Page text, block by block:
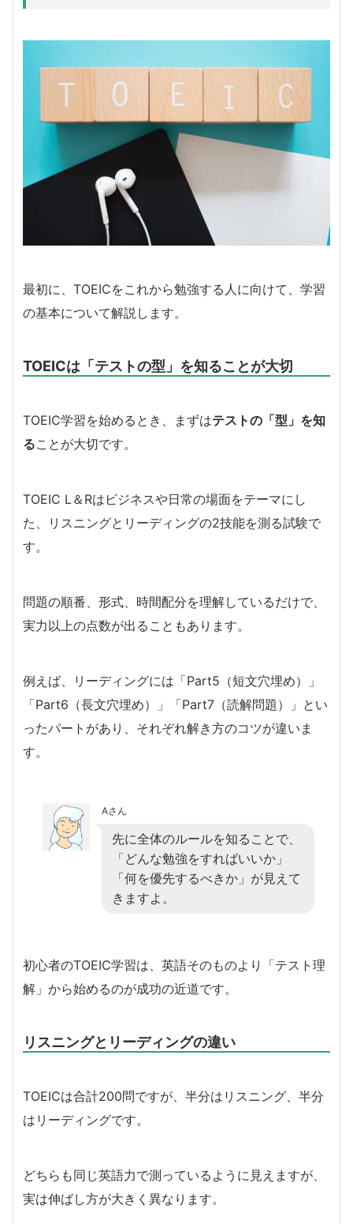
最初に、TOEICをこれから勉強する人に向けて、学習
の基本について解説します。
TOEICは「テストの型」を知ることが大切
TOEIC学習を始めるとき、まずはテストの「型」を知
ることが大切です。
TOEIC L＆Rはビジネスや日常の場面をテーマにし
た、リスニングとリーディングの2技能を測る試験で
す。
問題の順番、形式、時間配分を理解しているだけで、
実力以上の点数が出ることもあります。
例えば、リーディングには「Part5（短文穴埋め）」
「Part6（長文穴埋め）」「Part7（読解問題）」とい
ったパートがあり、それぞれ解き方のコツが違いま
す。
Aさん
先に全体のルールを知ることで、
「どんな勉強をすればいいか」
「何を優先するべきか」が見えて
きますよ。
初心者のTOEIC学習は、英語そのものより「テスト理
解」から始めるのが成功の近道です。
リスニングとリーディングの違い
TOEICは合計200問ですが、半分はリスニング、半分
はリーディングです。
どちらも同じ英語力で測っているように見えますが、
実は伸ばし方が大きく異なります。